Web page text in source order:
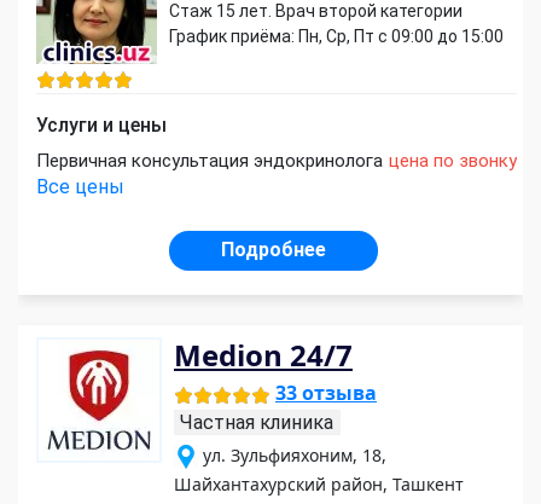
Стаж 15 лет. Врач второй категории
График приёма: Пн, Ср, Пт с 09:00 до 15:00
Услуги и цены
Первичная консультация эндокринолога цена по звонку
Все цены
Подробнее
Medion 24/7
33 отзыва
Частная клиника
ул. Зульфияхоним, 18,
Шайхантахурский район, Ташкент